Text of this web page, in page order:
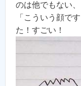
のは他でもない
「こういう顔で
た！すごい！